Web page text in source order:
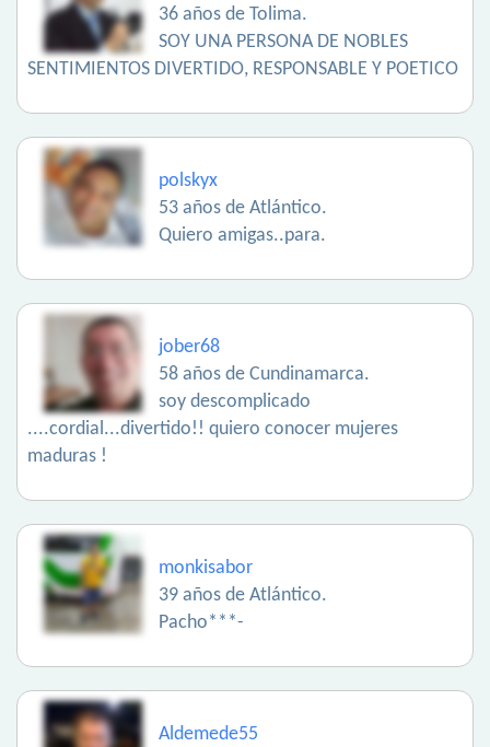
36 años de Tolima.
SOY UNA PERSONA DE NOBLES
SENTIMIENTOS DIVERTIDO, RESPONSABLE Y POETICO
polskyx
53 años de Atlántico.
Quiero amigas..para.
jober68
58 años de Cundinamarca.
soy descomplicado
....cordial...divertido!! quiero conocer mujeres
maduras !
monkisabor
39 años de Atlántico.
Pacho***-
Aldemede55